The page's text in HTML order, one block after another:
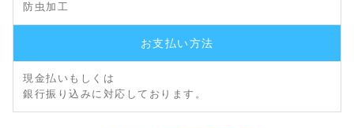
防虫加工
お支払い方法
現金払いもしくは
銀行振り込みに対応しております。